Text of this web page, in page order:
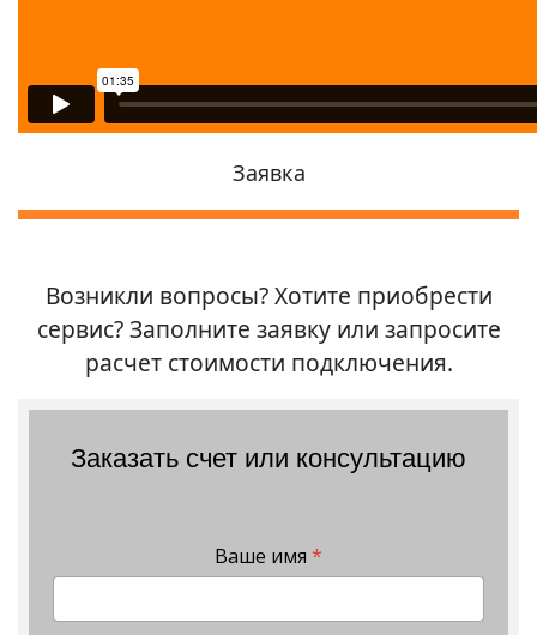
Заявка
Возникли вопросы? Хотите приобрести
сервис? Заполните заявку или запросите
расчет стоимости подключения.
Заказать счет или консультацию
Ваше имя *